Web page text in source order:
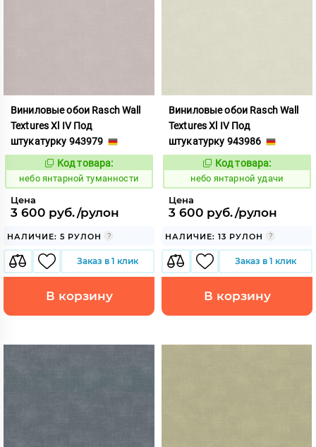
Виниловые обои Rasch Wall
Textures Xl IV Под
штукатурку 943979
1124859
Код товара:
небо янтарной туманности
Цена
3 600 руб./рулон
НАЛИЧИЕ: 5 РУЛОН
Заказ в 1 клик
В корзину
Виниловые обои Rasch Wall
Textures Xl IV Под
штукатурку 943986
1124860
Код товара:
небо янтарной удачи
Цена
3 600 руб./рулон
НАЛИЧИЕ: 13 РУЛОН
Заказ в 1 клик
В корзину